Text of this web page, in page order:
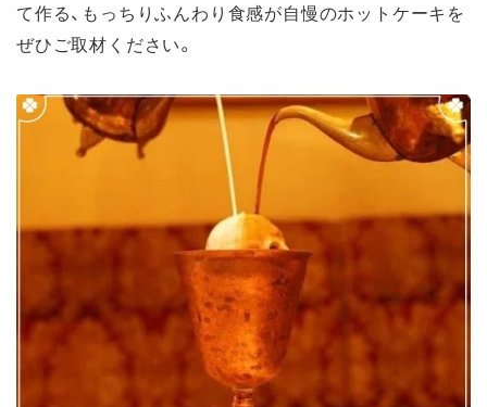
て作る、もっちりふんわり食感が自慢のホットケーキを
ぜひご取材ください。